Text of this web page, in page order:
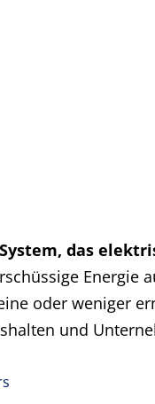
System, das
Energie
oder weniger
und